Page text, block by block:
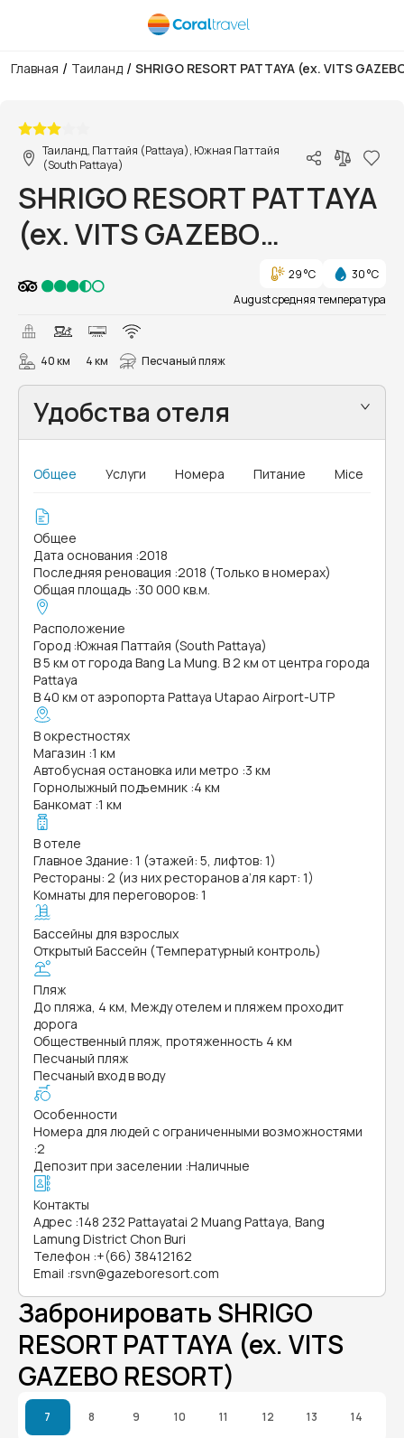
Главная / Таиланд / SHRIGO RESORT PATTAYA (ex. VITS
Таиланд, Паттайя (Pattaya), Южная Паттайя
(South Pattaya)
SHRIGO RESORT PATTAYA
(ex. VITS GAZEBO
RESORT)
29 °C
30 °C
August средняя температура
40 км 4 км Песчаный пляж
Удобства отеля
Общее Услуги Номера Питание Mice
Общее
Дата основания :2018
Последняя реновация :2018 (Только в номерах)
Общая площадь :30 000 кв.м.
Расположение
Город :Южная Паттайя (South Pattaya)
В 5 км от города Bang La Mung. В 2 км от центра города
Pattaya
В 40 км от аэропорта Pattaya Utapao Airport-UTP
В окрестностях
Магазин :1 км
Автобусная остановка или метро :3 км
Горнолыжный подъемник :4 км
Банкомат :1 км
В отеле
Главное Здание: 1 (этажей: 5, лифтов: 1)
Рестораны: 2 (из них ресторанов а’ля карт: 1)
Комнаты для переговоров: 1
Бассейны для взрослых
Открытый Бассейн (Температурный контроль)
Пляж
До пляжа, 4 км, Между отелем и пляжем проходит
дорога
Общественный пляж, протяженность 4 км
Песчаный пляж
Песчаный вход в воду
Особенности
Номера для людей с ограниченными возможностями
:2
Депозит при заселении :Наличные
Контакты
Адрес :148 232 Pattayatai 2 Muang Pattaya, Bang
Lamung District Chon Buri
Телефон :+(66) 38412162
Email :rsvn@gazeboresort.com
Забронировать SHRIGO
RESORT PATTAYA (ex. VITS
GAZEBO RESORT)
7 8 9 10 11 12 13 14